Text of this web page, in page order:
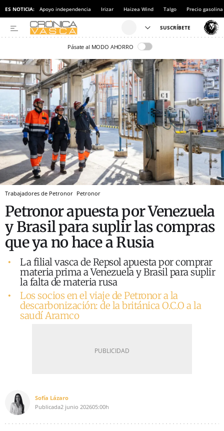
ES NOTICIA: Apoyo independencia Irizar Haizea Wind Talgo Precio gasolina
Pásate al MODO AHORRO
Trabajadores de Petronor Petronor
Petronor apuesta por Venezuela
y Brasil para suplir las compras
que ya no hace a Rusia
La filial vasca de Repsol apuesta por comprar
materia prima a Venezuela y Brasil para suplir
la falta de materia rusa
Los socios en el viaje de Petronor a la
descarbonización: de la británica O.C.O a la
saudí Aramco
Sofía Lázaro
Publicada2 junio 202605:00h